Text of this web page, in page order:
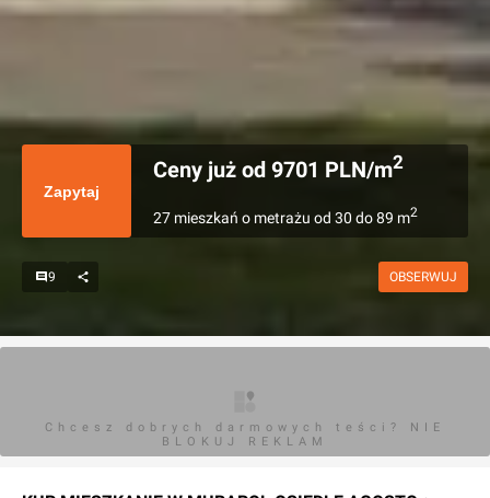
Zapytaj
Ceny już od 9701 PLN/m2
27 mieszkań o metrażu od 30 do89 m2
9 OBSERWUJ
Chcesz dobrych darmowych teści? NIE
BLOKUJ REKLAM